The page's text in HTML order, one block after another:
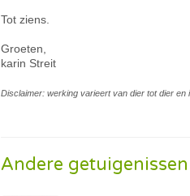
Tot ziens.
Groeten,
karin Streit
Disclaimer: werking varieert van dier tot dier
Andere getuigenissen